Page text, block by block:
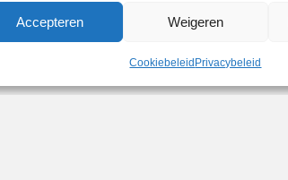
Accepteren Weigeren
Cookiebeleid Privacybeleid
te zijn geweest bij de (visuele)
het formulier. als zij het niet eens zijn
te hebben gecontroleerd aan de